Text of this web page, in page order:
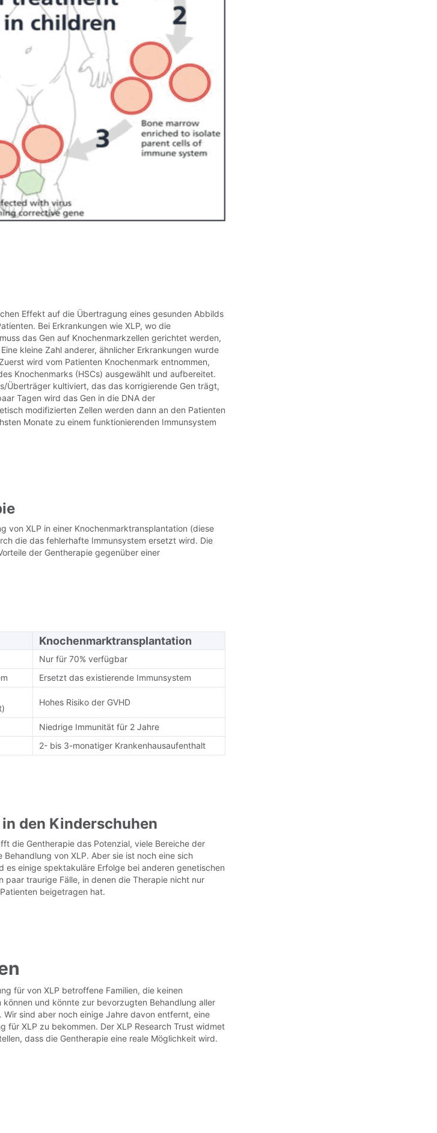
Effekt auf die Übertragung eines gesunden Abbilds
Bei Erkrankungen wie XLP, wo die
das Gen auf Knochenmarkzellen gerichtet werden,
kleine Zahl anderer, ähnlicher Erkrankungen wurde
wird vom Patienten Knochenmark entnommen,
Knochenmarks (HSCs) ausgewählt und aufbereitet.
Überträger kultiviert, das das korrigierende Gen trägt,
Tagen wird das Gen in die DNA der
modifizierten Zellen werden dann an den Patienten
Monate zu einem funktionierenden Immunsystem
von XLP in einer Knochenmarktransplantation (diese
die das fehlerhafte Immunsystem ersetzt wird. Die
der Gentherapie gegenüber einer
Knochenmarktransplantation
Nur für 70% verfügbar
Ersetzt das existierende Immunsystem
Hohes Risiko der GVHD
Niedrige Immunität für 2 Jahre
2- bis 3-monatiger Krankenhausaufenthalt
den Kinderschuhen
die Gentherapie das Potenzial, viele Bereiche der
von XLP. Aber sie ist noch eine sich
es einige spektakuläre Erfolge bei anderen genetischen
paar traurige Fälle, in denen die Therapie nicht nur
beigetragen hat.
für von XLP betroffene Familien, die keinen
und könnte zur bevorzugten Behandlung aller
sind aber noch einige Jahre davon entfernt, eine
für XLP zu bekommen. Der XLP Research Trust widmet
dass die Gentherapie eine reale Möglichkeit wird.